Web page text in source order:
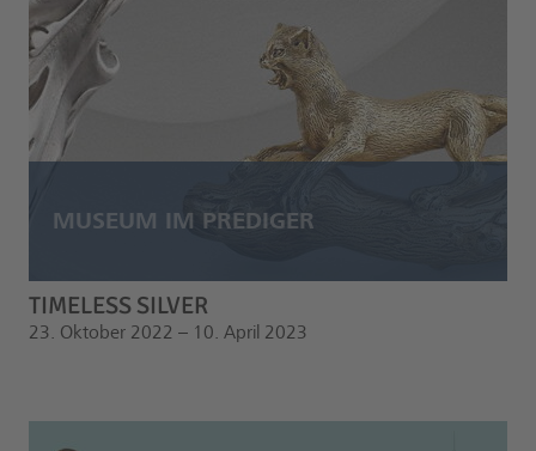
TIMELESS SILVER
23. Oktober 2022 – 10. April 2023